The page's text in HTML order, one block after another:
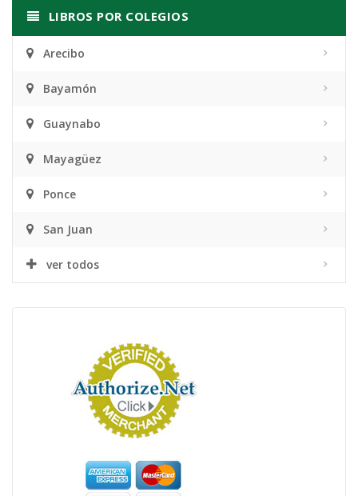
LIBROS POR COLEGIOS
Arecibo
Bayamón
Guaynabo
Mayagüez
Ponce
San Juan
ver todos